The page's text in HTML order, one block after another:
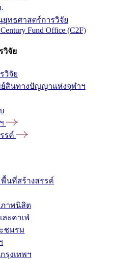
ทธศาสตร์การวิจัย
Fund Office (C2F)
วิจัย
วิจัย
สินทางปัญญาแห่งจุฬาฯ
รค์
นที่สร้างสรรค์
าพนิสิต
ะคาเฟ่
ชมรม
รุงเทพฯ